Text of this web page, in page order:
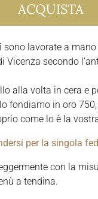
ACQUISTA
sono lavorate a
Vicenza secondo
alla volta in cera e
fondiamo in oro
come lo è la
per la singola
con la
a tendina.